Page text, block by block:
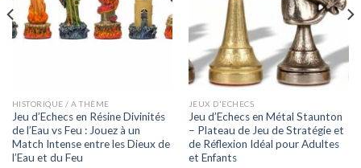
HISTORIQUE / A THÈME
Jeu d’Echecs en Résine Divinités
de l’Eau vs Feu : Jouez à un
Match Intense entre les Dieux de
l’Eau et du Feu
JEUX D'ECHECS
Jeu d’Echecs en Métal Staunton
– Plateau de Jeu de Stratégie et
de Réflexion Idéal pour Adultes
et Enfants